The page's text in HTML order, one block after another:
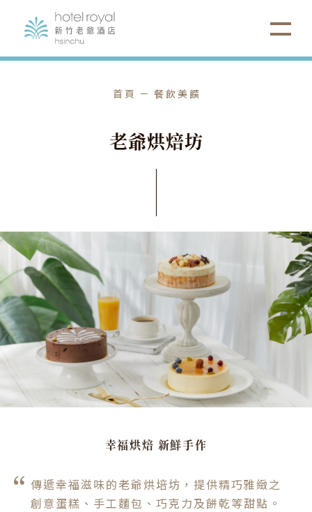
首頁 餐飲美饌
老爺烘焙坊
幸福烘焙 新鮮手作
傳遞幸福滋味的老爺烘培坊，提供精巧雅緻之
創意蛋糕、手工麵包、巧克力及餅乾等甜點。